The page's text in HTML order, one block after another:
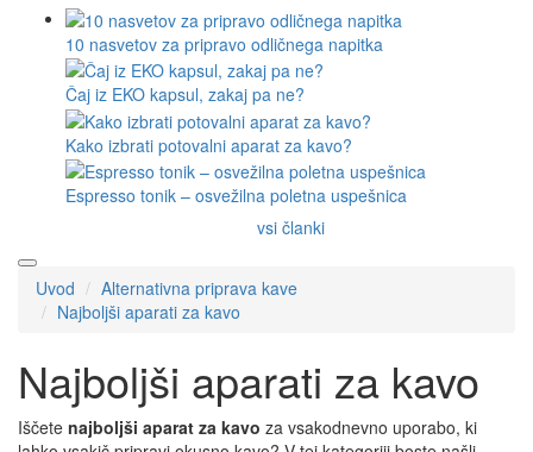
10 nasvetov za pripravo odličnega napitka
Čaj iz EKO kapsul, zakaj pa ne?
Kako izbrati potovalni aparat za kavo?
Espresso tonik – osvežilna poletna uspešnica
vsi članki
Uvod
Alternativna priprava kave
Najboljši aparati za kavo
Najboljši aparati za kavo
Iščete najboljši aparat za kavo za vsakodnevno uporabo, ki